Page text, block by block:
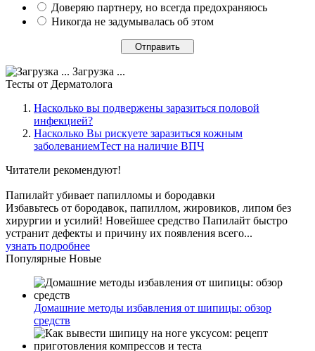
Доверяю партнеру, но всегда предохраняюсь
Никогда не задумывалась об этом
Загрузка ...
Тесты от Дерматолога
Насколько вы подвержены заразиться половой
инфекцией?
Насколько Вы рискуете заразиться кожным
заболеваниемТест на наличие ВПЧ
Читатели рекомендуют!
Папилайт убивает папилломы и бородавки
Избавьтесь от бородавок, папиллом, жировиков, липом без
хирургии и усилий! Новейшее средство Папилайт быстро
устранит дефекты и причину их появления всего...
узнать подробнее
Популярные Новые
Домашние методы избавления от шипицы: обзор
средств